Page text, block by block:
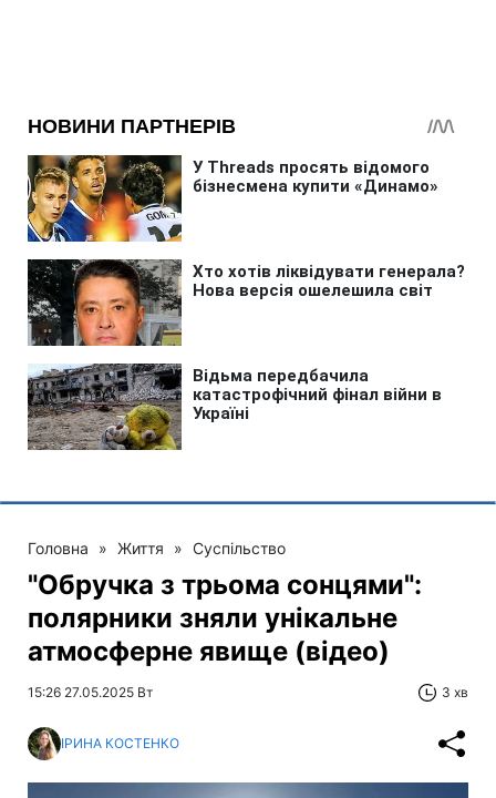
Головна » Життя » Суспільство
"Обручка з трьома сонцями":
полярники зняли унікальне
атмосферне явище (відео)
15:26 27.05.2025 Вт 3 хв
ІРИНА КОСТЕНКО